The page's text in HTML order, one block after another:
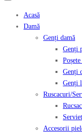
Acasă
Damă
Genți damă
Genți
Genți
Genți
Ruscacuri/
Accesorii